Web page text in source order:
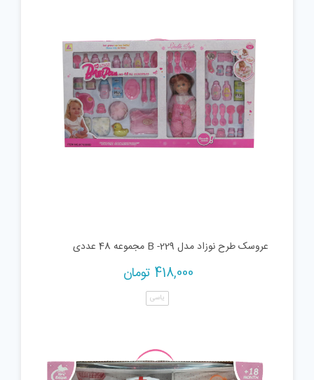
عروسک طرح نوزاد مدل B -229 مجموعه 48 عددی
418,000 تومان
یاسی